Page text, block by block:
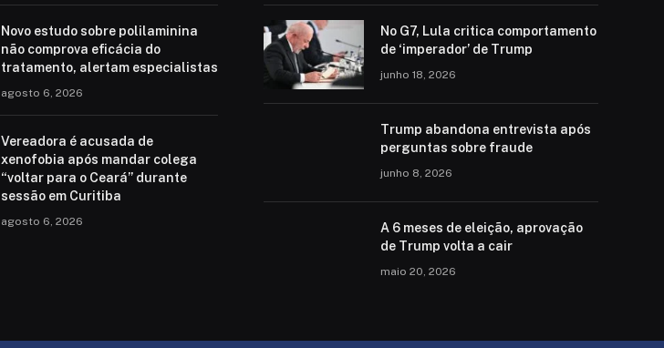
Novo estudo sobre polilaminina
não comprova eficácia do
tratamento, alertam especialistas
agosto 6, 2026
Vereadora é acusada de
xenofobia após mandar colega
“voltar para o Ceará” durante
sessão em Curitiba
agosto 6, 2026
No G7, Lula critica comportamento
de ‘imperador’ de Trump
junho 18, 2026
Trump abandona entrevista após
perguntas sobre fraude
junho 8, 2026
A 6 meses de eleição, aprovação
de Trump volta a cair
maio 20, 2026